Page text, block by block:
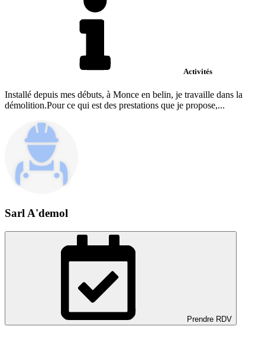
Activités
Installé depuis mes débuts, à Monce en belin, je travaille dans la
démolition.Pour ce qui est des prestations que je propose,...
Sarl A'demol
Prendre RDV